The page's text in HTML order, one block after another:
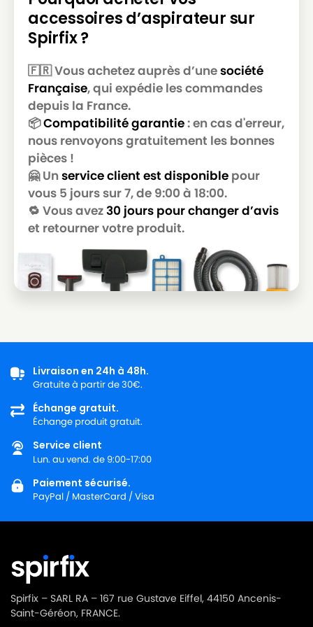
ROWENTA
ROWENTA ARTEC 2 RO4136
ROWENTA
ROWENTA ARTEC 2 RO4138
ROWENTA
ROWENTA ARTEC 2 RO4139
ROWENTA
ROWENTA ARTEC 2 RO4140
ROWENTA
ROWENTA
ROWENTA ARTEC 2 RO4142
ROWENTA
ROWENTA ARTEC 2 RO4143
ROWENTA
ROWENTA ARTEC 2 RO4145
ROWENTA
ROWENTA ARTEC 2 RO4146
ROWENTA
ROWENTA ARTEC 2 RO4149
ROWENTA
ROWENTA ARTEC 2 RO4150
ROWENTA
ROWENTA ARTEC 2 RO4151
ROWENTA
ROWENTA ARTEC 2 RO4152
ROWENTA
ROWENTA ARTEC 2 RO4153
ROWENTA
ROWENTA
ROWENTA ARTEC 2 RO4156
ROWENTA
ROWENTA
ROWENTA ARTEC 2 RO4158
accessoires d’aspirateur sur
Spirfix ?
🇫🇷 Vous achetez auprès d’unesociété
Française, qui expédie les commandes
depuis la France.
📦Compatibilité garantie: en cas d'erreur,
nous renvoyons gratuitement les bonnes
pièces !
🤗 Un service client est disponible pour
vous 5 jours sur 7, de 9:00 à 18:00.
🔁 Vous avez30 jours pour changer d’avis
et retourner votre produit.
Livraison en 24h à 48h.
Gratuite à partir de 30€.
Échange gratuit.
Échange produit gratuit.
Service client
Lun. au vend. de 9:00-17:00
Paiement sécurisé.
PayPal / MasterCard / Visa
Spirfix – SARL RA – 167 rue Gustave Eiffel, 44150 Ancenis-
Saint-Géréon, FRANCE.